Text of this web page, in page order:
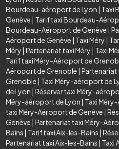
Bourdeau-aéroport de Lyon | Taxi
Genève | Tarif taxi Bourdeau-
Bourdeau-Aéroport de Genève |
Aéroport de Genève | Taxi Méry |
Méry | Partenariat taxi Méry | Taxi
Tarif taxi Méry-Aéroport de
Aéroport de Grenoble |
Grenoble | Taxi Méry-aéroport de
de Lyon | Réserver taxi Méry-
Méry-aéroport de Lyon | Taxi
taxi Méry-Aéroport de Genève |
Genève | Partenariat taxi Méry-
Bains | Tarif taxi Aix-les-Bains |
Partenariat taxi Aix-les-Bains | Taxi